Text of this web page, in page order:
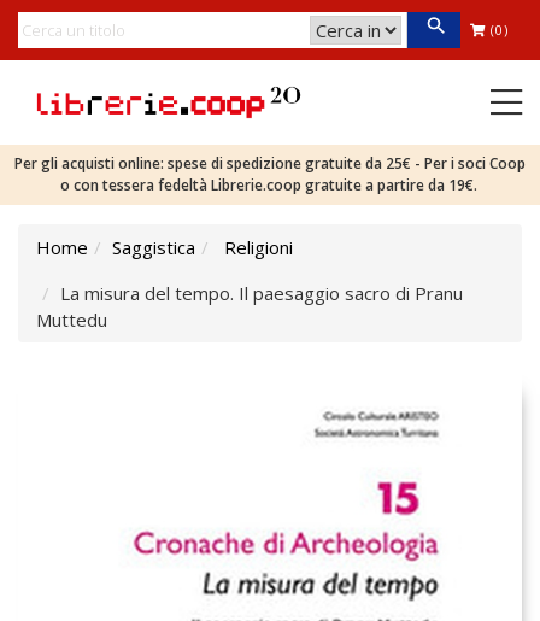
(0)
Per gli acquisti online: spese di spedizione gratuite da 25€ - Per i soci Coop
o con tessera fedeltà Librerie.coop gratuite a partire da 19€.
Home Saggistica
Religioni
La misura del tempo. Il paesaggio sacro di Pranu
Muttedu